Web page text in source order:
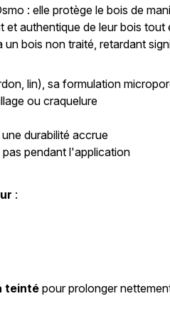
: elle protège le bois de
authentique de leur bois
un bois non traité, retardant
lin), sa formulation
ou craquelure
durabilité accrue
pendant l'application
:
teinté pour prolonger